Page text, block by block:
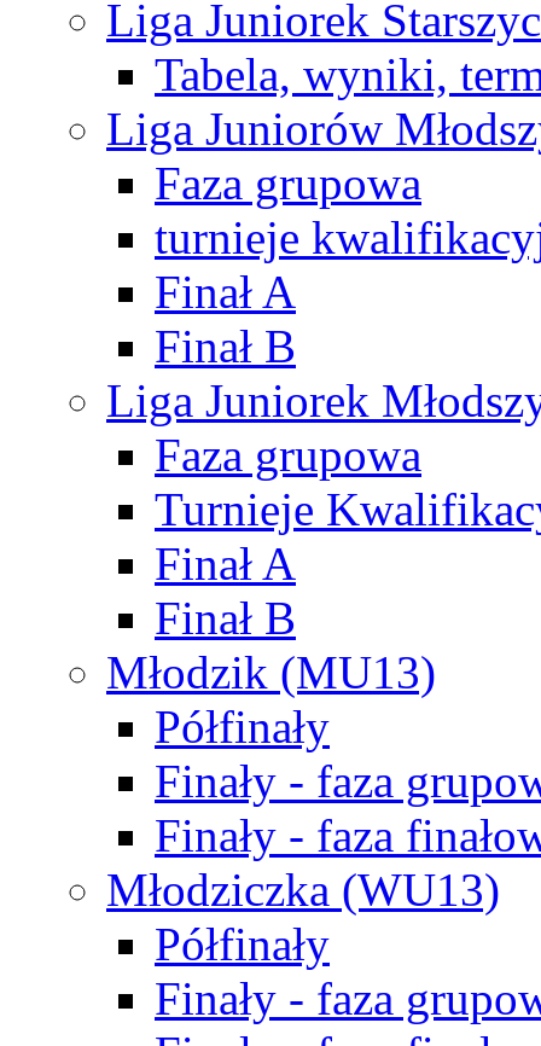
Liga Juniorek
Tabela, wyniki,
Liga Juniorów
Faza grupowa
turnieje
Finał A
Finał B
Liga Juniorek
Faza grupowa
Turnieje
Finał A
Finał B
Młodzik (MU13)
Półfinały
Finały - faza
Finały - faza
Młodziczka (WU13)
Półfinały
Finały - faza